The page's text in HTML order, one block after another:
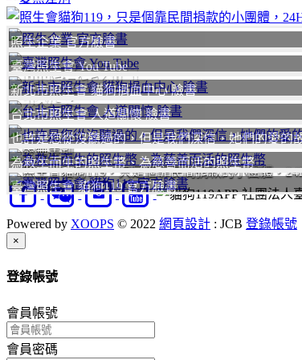
聯絡我們
愛無差別
我要
照生會貓狗119，只是個靠民間捐款的小團體，
照生企業 官方臉書
臺灣照生會 You Tube
新北市照生會 貓狗捐血中心 臉書
台北市照生會 人道關懷 臉書
也許是您從沒聽過的，但是我們深信，她們的愛的
為救生而生的照生幣、為慈善而活的照生幣
臺灣照生會 貓狗119 官方臉書
社團法人
Powered by XOOPS © 2022 網頁設計 : JCB 登錄帳號
×
登錄帳號
會員帳號
會員密碼